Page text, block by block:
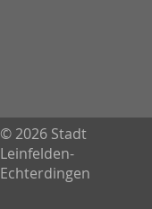
© 2026 Stadt
Leinfelden-
Echterdingen